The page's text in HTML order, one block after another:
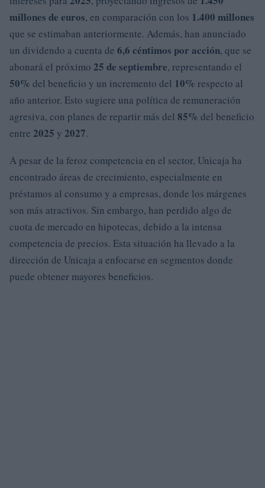
millones de euros, en comparación con los 1.400 millones
que se estimaban anteriormente. Además, han anunciado
un dividendo a cuenta de 6,6 céntimos por acción, que se
abonará el próximo 25 de septiembre, representando el
50% del beneficio y un incremento del 10% respecto al
año anterior. Esto sugiere una política de remuneración
agresiva, con planes de repartir más del 85% del beneficio
entre 2025 y 2027.
A pesar de la feroz competencia en el sector, Unicaja ha
encontrado áreas de crecimiento, especialmente en
préstamos al consumo y a empresas, donde los márgenes
son más atractivos. Sin embargo, han perdido algo de
cuota de mercado en hipotecas, debido a la intensa
competencia de precios. Esta situación ha llevado a la
dirección de Unicaja a enfocarse en segmentos donde
puede obtener mayores beneficios.